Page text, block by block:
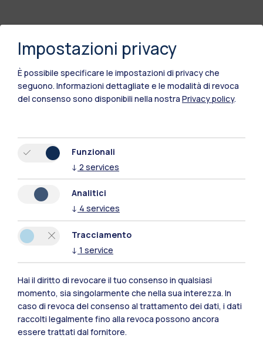
Polimi Community
Tutti i siti dell’ecosistema
Impostazioni privacy
È possibile specificare le impostazioni di privacy che
seguono. Informazioni dettagliate e le modalità di revoca
del consenso sono disponibili nella nostra Privacy policy.
Funzionali
↓ 2 services
Analitici
↓ 4 services
Tracciamento
↓ 1 service
Hai il diritto di revocare il tuo consenso in qualsiasi
momento, sia singolarmente che nella sua interezza. In
caso di revoca del consenso al trattamento dei dati, i dati
raccolti legalmente fino alla revoca possono ancora
essere trattati dal fornitore.